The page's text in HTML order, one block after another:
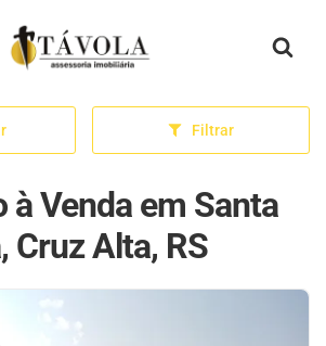
Página inicial
Filtrar
à Venda em Santa
Cruz Alta, RS